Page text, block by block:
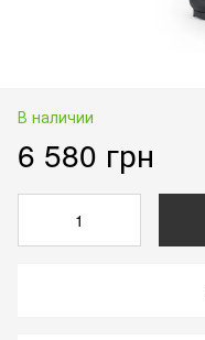
В наличии
6 580 грн